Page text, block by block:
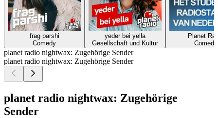
frag parshi
Comedy
yeder bei yella
Gesellschaft und Kultur
Planet
Comedy
planet radio nightwax: Zugehörige Sender
planet radio nightwax: Zugehörige Sender
planet radio nightwax: Zugehörige
Sender